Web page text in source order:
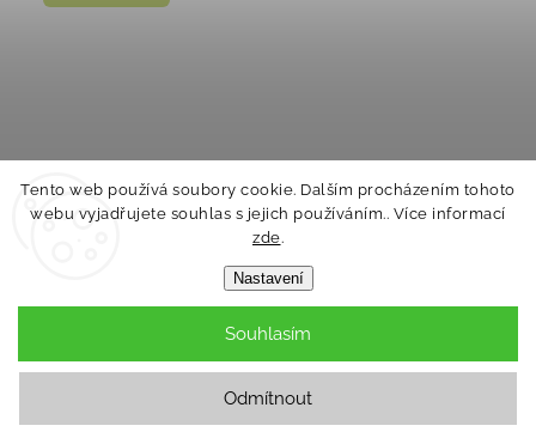
Tento web používá soubory cookie. Dalším procházením tohoto
webu vyjadřujete souhlas s jejich používáním.. Více informací
zde.
Nastavení
Odmítnout
Souhlasím